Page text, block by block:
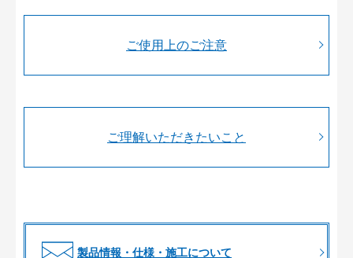
ご使用上のご注意
ご理解いただきたいこと
製品情報・仕様・施工について